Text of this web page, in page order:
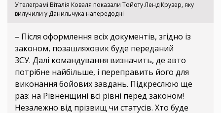
У телеграмі Віталія Коваля показали Тойоту Ленд Крузер, яку
вилучили у Данильчука напередодні
– Після оформлення всіх документів, згідно із
законом, позашляховик буде переданий
ЗСУ. Далі командування визначить, де авто
потрібне найбільше, і переправить його для
виконання бойових завдань. Підкреслюю ще
раз: на Рівненщині всі рівні перед законом!
Незалежно від прізвищ чи статусів. Хто буде